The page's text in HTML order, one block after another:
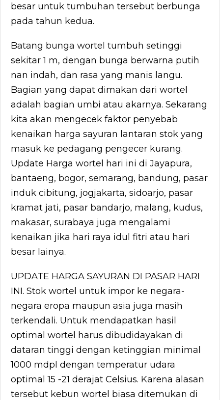
besar untuk tumbuhan tersebut berbunga
pada tahun kedua.
Batang bunga wortel tumbuh setinggi
sekitar 1 m, dengan bunga berwarna putih
nan indah, dan rasa yang manis langu.
Bagian yang dapat dimakan dari wortel
adalah bagian umbi atau akarnya. Sekarang
kita akan mengecek faktor penyebab
kenaikan harga sayuran lantaran stok yang
masuk ke pedagang pengecer kurang.
Update Harga wortel hari ini di Jayapura,
bantaeng, bogor, semarang, bandung, pasar
induk cibitung, jogjakarta, sidoarjo, pasar
kramat jati, pasar bandarjo, malang, kudus,
makasar, surabaya juga mengalami
kenaikan jika hari raya idul fitri atau hari
besar lainya.
UPDATE HARGA SAYURAN DI PASAR HARI
INI. Stok wortel untuk impor ke negara-
negara eropa maupun asia juga masih
terkendali. Untuk mendapatkan hasil
optimal wortel harus dibudidayakan di
dataran tinggi dengan ketinggian minimal
1000 mdpl dengan temperatur udara
optimal 15 -21 derajat Celsius. Karena alasan
tersebut kebun wortel biasa ditemukan di